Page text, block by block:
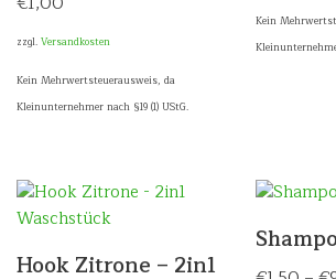
zzgl. Versandkosten
Kein Mehrwertsteuerausweis, da
Kleinunternehmer nach §19 (1) UStG.
Kein
Hook Zitrone – 2in1